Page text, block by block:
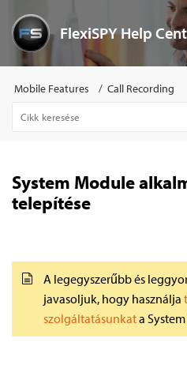
FlexiSPY Help
Mobile Features Call Recording
System Module
telepítése
A legegyszerűbb és
javasoljuk, hogy használja
szolgáltatásunkata